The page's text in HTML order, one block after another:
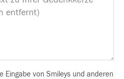
Eingabe von Smileys und anderen